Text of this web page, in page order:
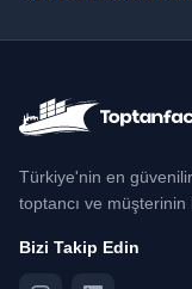
Türkiye'nin en
toptancı ve
Bizi Takip Edin